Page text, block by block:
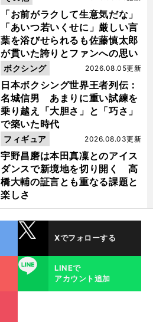
前
「お前がラクして生意気だな」
「あいつ若いくせに」厳しい言
葉を浴びせられるも佐藤慎太郎
が貫いた誇りとファンへの思い
日本ボクシング世界王者列伝：
名城信男 あまりに重い試練を
乗り越え「大胆さ」と「巧さ」
で築いた時代
2026.08.05更新
ボクシング
宇野昌磨は本田真凜とのアイス
ダンスで新境地を切り開く 高
橋大輔の証言とも重なる課題と
楽しさ
2026.08.03更新
フィギュア
Xでフォローする
LINE
LINEで
アカウント追加